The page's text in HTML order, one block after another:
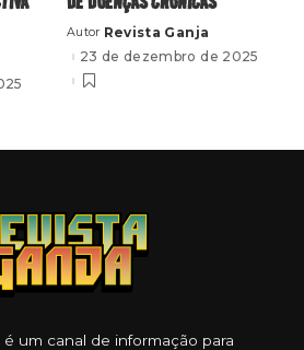
Posted
by
Autor Revista Ganja
23 de dezembro de 2025
é um canal de informação para